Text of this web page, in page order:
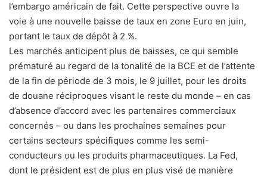
l’embargo américain de fait. Cette perspective ouvre la
voie à une nouvelle baisse de taux en zone Euro en juin,
portant le taux de dépôt à 2 %.
Les marchés anticipent plus de baisses, ce qui semble
prématuré au regard de la tonalité de la BCE et de l’attente
de la fin de période de 3 mois, le 9 juillet, pour les droits
de douane réciproques visant le reste du monde – en cas
d’absence d’accord avec les partenaires commerciaux
concernés – ou dans les prochaines semaines pour
certains secteurs spécifiques comme les semi-
conducteurs ou les produits pharmaceutiques. La Fed,
dont le président est de plus en plus visé de manière